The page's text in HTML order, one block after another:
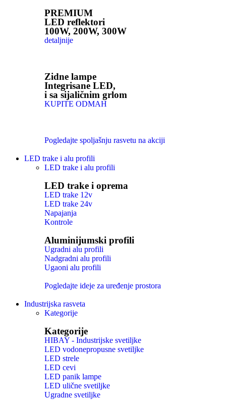
PREMIUM
LED reflektori
100W, 200W, 300W
detaljnije
Zidne lampe
Integrisane LED,
i sa sijaličnim grlom
KUPITE ODMAH
Pogledajte spoljašnju rasvetu na akciji
LED trake i alu profili
LED trake i alu profili
LED trake i oprema
LED trake 12v
LED trake 24v
Napajanja
Kontrole
Aluminijumski profili
Ugradni alu profili
Nadgradni alu profili
Ugaoni alu profili
Pogledajte ideje za uređenje prostora
Industrijska rasveta
Kategorije
Kategorije
HIBAY - Industrijske svetiljke
LED vodonepropusne svetiljke
LED strele
LED cevi
LED panik lampe
LED ulične svetiljke
Ugradne svetiljke